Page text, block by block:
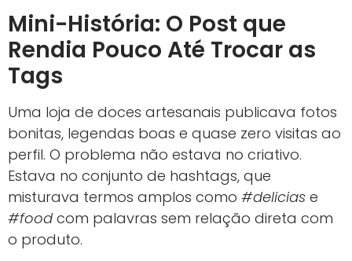
Mini-História: O Post que
Rendia Pouco Até Trocar as
Tags
Uma loja de doces artesanais publicava fotos
bonitas, legendas boas e quase zero visitas ao
perfil. O problema não estava no criativo.
Estava no conjunto de hashtags, que
misturava termos amplos como #delicias e
#food com palavras sem relação direta com
o produto.